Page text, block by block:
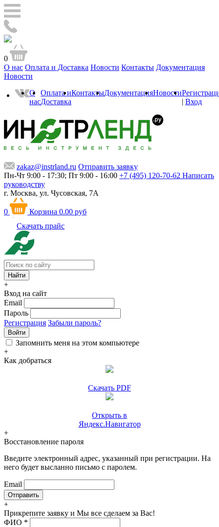
0
О нас Оплата и Доставка Новости Контакты Документация
Новости
О
нас
Оплата и
Доставка
КонтактыДокументацияНовости
| Вход
zakaz@instrland.ru Отправить заявку
Пн-Чт 9:00 - 17:30; Пт 9:00 - 16:00 +7 (495) 120-70-62 Написать
руководству
г. Москва, ул. Чусовская, 7А
0 Корзина 0.00 руб
Скачать прайс
+
Вход на сайт
Email
Пароль
Регистрация Забыли пароль?
Войти
Запомнить меня на этом компьютере
+
Как добраться
Скачать PDF
Открыть в
Яндекс.Навигатор
+
Восстановление пароля
Введите электронный адрес, указанный при регистрации. На
него будет высланно письмо с паролем.
Email
+
Прикрепите заявку и Мы все сделаем за Вас!
ФИО *